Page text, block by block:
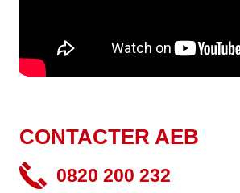
CONTACTER AEB
0820 200 232